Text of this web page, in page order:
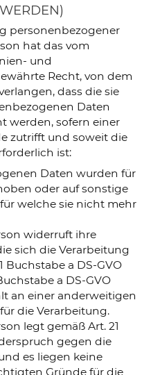
personenbezogener
hat das vom
und
Recht, von dem
dass die sie
Daten
werden, sofern einer
zutrifft und soweit die
ist:
Daten wurden für
oder auf sonstige
welche sie nicht mehr
widerruft ihre
sich die Verarbeitung
Buchstabe a DS-GVO
a DS-GVO
an einer anderweitigen
die Verarbeitung.
legt gemäß Art. 21
gegen die
es liegen keine
Gründe für die